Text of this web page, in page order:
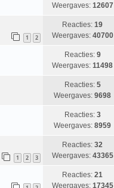
Weergaves: 12607
1 2
Reacties: 19
Weergaves: 40700
Reacties: 9
Weergaves: 11498
Reacties: 5
Weergaves: 9698
Reacties: 3
Weergaves: 8959
1 2 3
Reacties: 32
Weergaves: 43365
Reacties: 21
Weergaves: 17345